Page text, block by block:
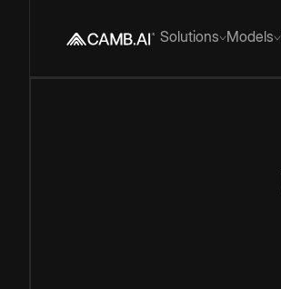
Solutions Models